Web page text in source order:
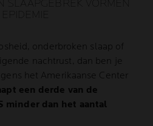
onderbroken slaap of
nachtrust, dan ben je
het Amerikaanse Center
een derde van de
minder dan het aantal